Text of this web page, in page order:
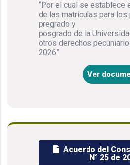
“Por el cual se establece
de las matrículas para los
pregrado y
posgrado de la
otros derechos
2026”
Ver
Acuerdo del
N° 25 de